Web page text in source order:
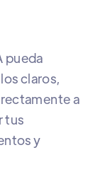
pueda
claros,
a
tus
y